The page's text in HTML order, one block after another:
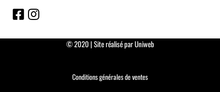
© 2020 | Site réalisé par Uniweb
Conditions générales de ventes